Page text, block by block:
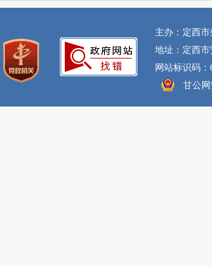
主办：定西
地址：定西
网站标识码
甘公